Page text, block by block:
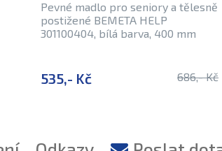
Pevné madlo pro seniory a tělesně
postižené BEMETA HELP
301100404, bílá barva, 400 mm
535,- Kč 686,- Kč